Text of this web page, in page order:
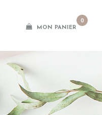
MON PANIER
0